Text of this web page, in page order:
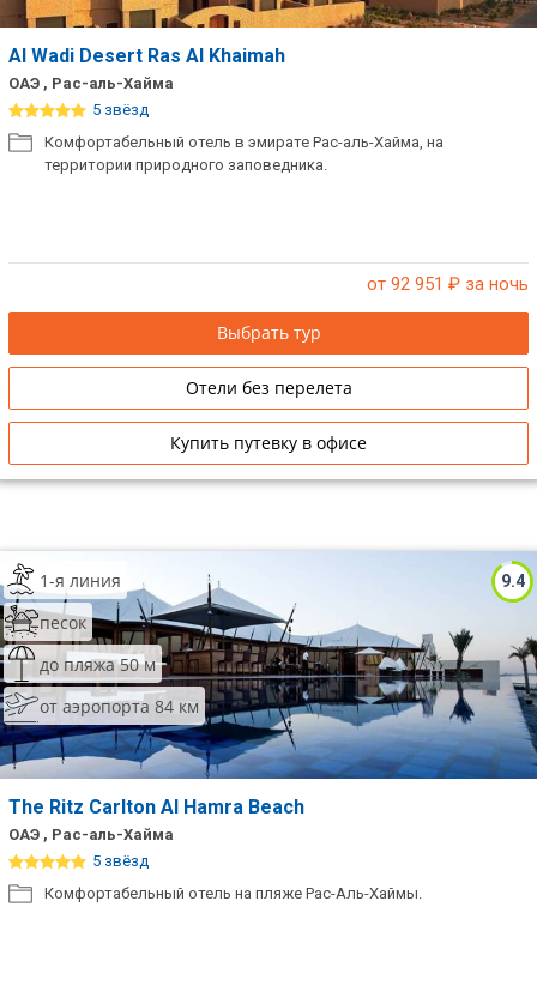
Al Wadi Desert Ras Al Khaimah
ОАЭ , Рас-аль-Хайма
5 звёзд
Комфортабельный отель в эмирате Рас-аль-Хайма, на
территории природного заповедника.
от 92 951 ₽ за ночь
Выбрать тур
Отели без перелета
Купить путевку в офисе
9.4
1-я линия
песок
до пляжа 50 м
от аэропорта 84 км
The Ritz Carlton Al Hamra Beach
ОАЭ , Рас-аль-Хайма
5 звёзд
Комфортабельный отель на пляже Рас-Аль-Хаймы.